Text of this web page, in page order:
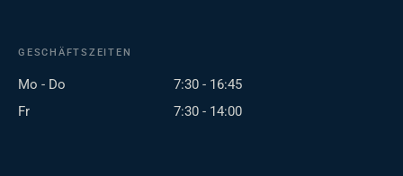
GESCHÄFTSZEITEN
Mo - Do
7:30 - 16:45
Fr
7:30 - 14:00